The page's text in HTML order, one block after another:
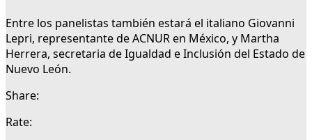
Entre los panelistas también estará el italiano Giovanni
Lepri, representante de ACNUR en México, y Martha
Herrera, secretaria de Igualdad e Inclusión del Estado de
Nuevo León.
Share:
Rate: